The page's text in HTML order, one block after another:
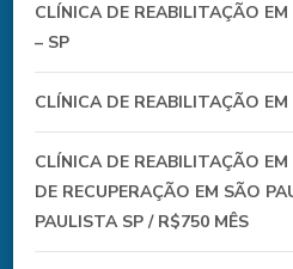
CLÍNICA DE REABILITAÇÃO
– SP
CLÍNICA DE REABILITAÇÃO
CLÍNICA DE REABILITAÇÃO
DE RECUPERAÇÃO EM SÃO
PAULISTA SP / R$750 MÊS